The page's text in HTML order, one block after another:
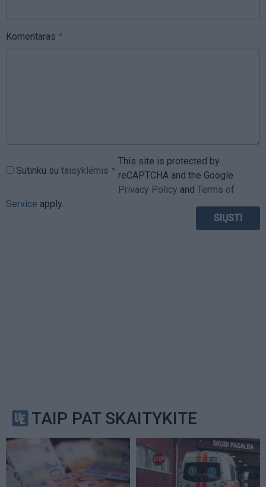
Komentaras
Sutinku su taisyklėmis
This site is protected by
reCAPTCHA and the Google
Privacy Policy and Terms of
Service apply.
TAIP PAT SKAITYKITE